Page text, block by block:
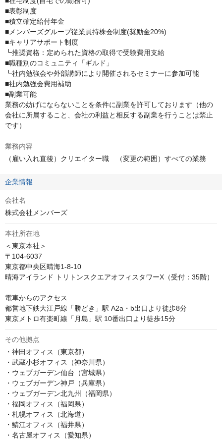
■表彰制度
■積立確定給付年金
■メンバーズグループ従業員持株会制度(奨励金20%)
■キャリアサポート制度
┗推奨資格：定められた資格の取得で受験費用支給
■職種別のコミュニティ「ギルド」
┗社内勉強会や外部講師により開催されるセミナーに参加可能
■社内勉強会費用補助
■副業可能
業務の妨げにならないことを条件に副業を許可しております（他の
会社に所属すること、会社の利益と相反する副業を行うことは禁止
です）
業務内容
（雇い入れ直後）クリエイター職　（変更の範囲）すべての業務
企業情報
会社名
株式会社メンバーズ
本社所在地
＜東京本社＞
〒104-6037
東京都中央区晴海1-8-10
晴海アイランド トリトンスクエアオフィスタワーX（受付：35階）
電車からのアクセス
都営地下鉄大江戸線「勝どき」駅 A2a・b出口より徒歩8分
東京メトロ有楽町線「月島」駅 10番出口より徒歩15分
その他拠点
・神田オフィス（東京都）
・武蔵小杉オフィス（神奈川県）
・ウェブガーデン仙台（宮城県）
・ウェブガーデン神戸（兵庫県）
・ウェブガーデン北九州（福岡県）
・福岡オフィス（福岡県）
・札幌オフィス（北海道）
・鯖江オフィス（福井県）
・名古屋オフィス（愛知県）